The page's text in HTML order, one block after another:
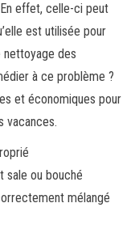
effet, celle-ci peut
est utilisée pour
nettoyage des
à ce problème ?
et économiques pour
vacances.
sale ou bouché
mélangé